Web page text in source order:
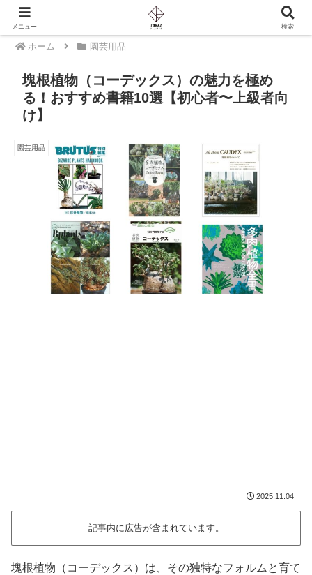
PR
ホーム 園芸用品
塊根植物（コーデックス）の魅力を極め
る！おすすめ書籍10選【初心者〜上級者向
け】
園芸用品
2025.11.04
記事内に広告が含まれています。
塊根植物（コーデックス）は、その独特なフォルムと育て
メニュー 検索